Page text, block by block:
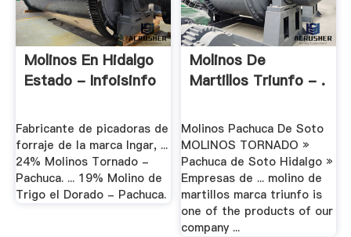
Molinos En Hidalgo
Estado - Infoisinfo
Fabricante de picadoras de
forraje de la marca Ingar, ...
24% Molinos Tornado -
Pachuca. ... 19% Molino de
Trigo el Dorado - Pachuca.
Molinos De
Martillos Triunfo - .
Molinos Pachuca De Soto
MOLINOS TORNADO »
Pachuca de Soto Hidalgo »
Empresas de ... molino de
martillos marca triunfo is
one of the products of our
company ...